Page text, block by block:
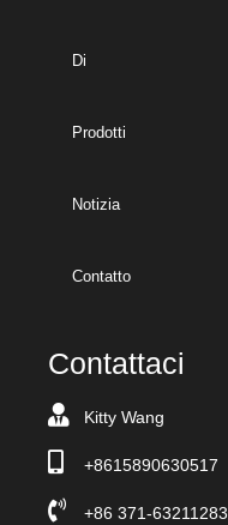
Di
Prodotti
Notizia
Contatto
Contattaci
Kitty Wang
+8615890630517
+86 371-63211283